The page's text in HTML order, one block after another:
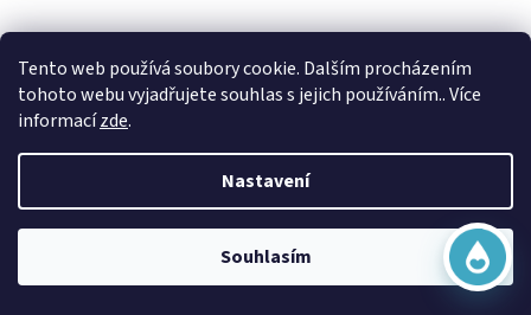
Tento web používá soubory cookie. Dalším procházením
tohoto webu vyjadřujete souhlas s jejich používáním.. Více
informacízde.
Nastavení
Souhlasím
Sací šachta samonosná
hodnocení
5,0
20 790 Kč bez DPH
Skladem
15 390 Kč bez DPH
Online
Začít konverzaci